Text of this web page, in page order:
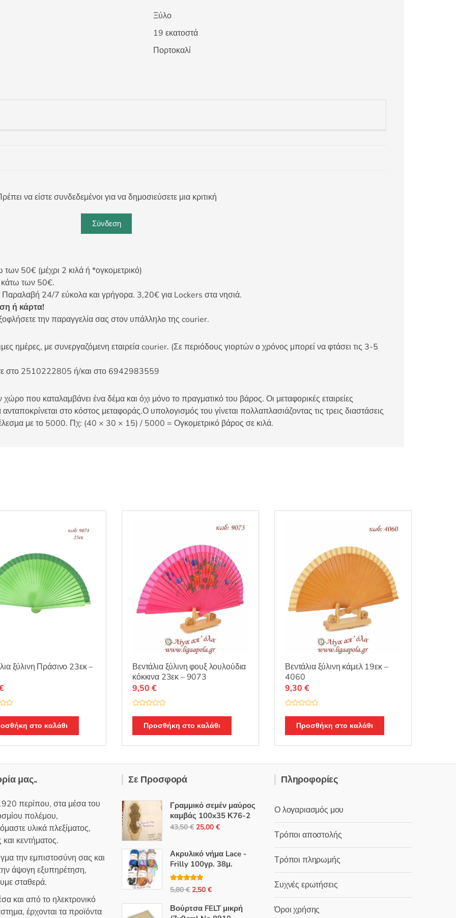
Ξύλο
19 εκατοστά
Πορτοκαλί
να είστε συνδεδεμένοι για να δημοσιεύσετε μια κριτική
Σύνδεση
50€ (μέχρι 2 κιλά ή *ογκομετρικό)
κάτω των 50€.
24/7 εύκολα και γρήγορα. 3,20€ για Lockers στα νησιά.
ή κάρτα!
την παραγγελία σας στον υπάλληλο της courier.
ημέρες, με συνεργαζόμενη εταιρεία courier. (Σε περιόδους γιορτών ο χρόνος μπορεί να φτάσει τις 3-5
στο 2510222805 ή/και στο 6942983559
που καταλαμβάνει ένα δέμα και όχι μόνο το πραγματικό του βάρος. Οι μεταφορικές εταιρείες
στο κόστος μεταφοράς.Ο υπολογισμός του γίνεται πολλαπλασιάζοντας τις τρεις διαστάσεις
με το 5000. Πχ: (40 × 30 × 15) / 5000 = Ογκομετρικό βάρος σε κιλά.
ξύλινη Πράσινο 23εκ –
στο καλάθι
Βεντάλια ξύλινη φουξ λουλούδια
κόκκινα 23εκ – 9073
α
ο
ο
θ
κ
ε
0
α
π
ό
5
9,50 €
Προσθήκη στο καλάθι
Βεντάλια ξύλινη κάμελ 19εκ –
4060
α
ο
ο
θ
κ
ε
α
π
ό
9,30 €
Προσθήκη στο καλάθι
μας..
περίπου, στα μέσα του
πολέμου,
υλικά πλεξίματος,
και κεντήματος.
την εμπιστοσύνη σας και
άψογη εξυπηρέτηση,
σταθερά.
και από το ηλεκτρονικό
έρχονται τα προϊόντα
Σε Προσφορά
Γραμμικό σεμέν μαύρος
καμβάς 100x35 Κ76-2
43,50€ Original
was:
43,50 €.
25,00 €Η
τιμή
είναι:
Ακρυλικό νήμα Lace -
Frilly 100γρ. 38μ.
Βαθμολογή
θηκε με 5.00
5,80€ Original
was:
2,50 €Η
τιμή
Βούρτσα FELT μικρή
Πληροφορίες
Ο λογαριασμός μου
Τρόποι αποστολής
Τρόποι πληρωμής
Συχνές ερωτήσεις
Όροι χρήσης